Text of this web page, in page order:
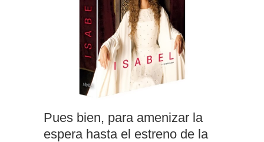
Pues bien, para amenizar la
espera hasta el estreno de la